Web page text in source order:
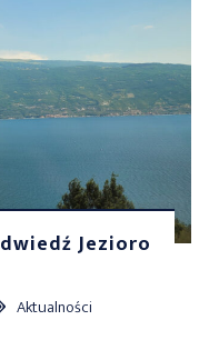
KAŻDEGO
Z
Jezioro
Aktualności